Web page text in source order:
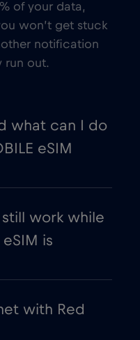
of your data,
won’t get stuck
notification
run out.
what can I do
eSIM
work while
is
with Red